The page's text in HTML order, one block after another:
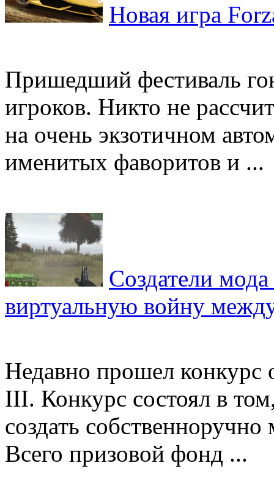
Новая игра
Пришедший фестиваль
игроков. Никто не
на очень экзотичном
именитых фаворитов и ...
Создатели
виртуальную войну
Недавно прошел конкурс
III. Конкурс состоял в
создать
Всего призовой фонд ...